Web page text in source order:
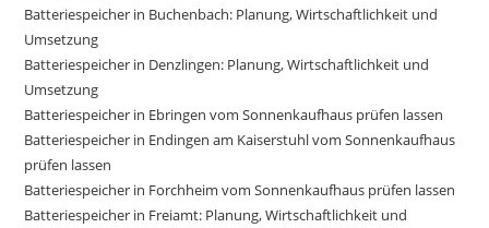
Batteriespeicher in Buchenbach: Planung, Wirtschaftlichkeit und
Umsetzung
Batteriespeicher in Denzlingen: Planung, Wirtschaftlichkeit und
Umsetzung
Batteriespeicher in Ebringen vom Sonnenkaufhaus prüfen lassen
Batteriespeicher in Endingen am Kaiserstuhl vom Sonnenkaufhaus
prüfen lassen
Batteriespeicher in Forchheim vom Sonnenkaufhaus prüfen lassen
Batteriespeicher in Freiamt: Planung, Wirtschaftlichkeit und